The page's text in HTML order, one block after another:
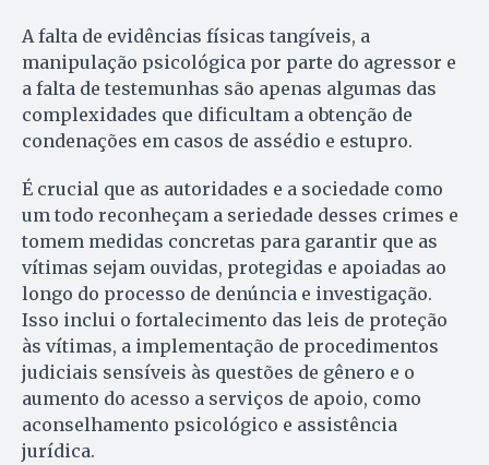
A falta de evidências físicas tangíveis, a
manipulação psicológica por parte do agressor e
a falta de testemunhas são apenas algumas das
complexidades que dificultam a obtenção de
condenações em casos de assédio e estupro.
É crucial que as autoridades e a sociedade como
um todo reconheçam a seriedade desses crimes e
tomem medidas concretas para garantir que as
vítimas sejam ouvidas, protegidas e apoiadas ao
longo do processo de denúncia e investigação.
Isso inclui o fortalecimento das leis de proteção
às vítimas, a implementação de procedimentos
judiciais sensíveis às questões de gênero e o
aumento do acesso a serviços de apoio, como
aconselhamento psicológico e assistência
jurídica.